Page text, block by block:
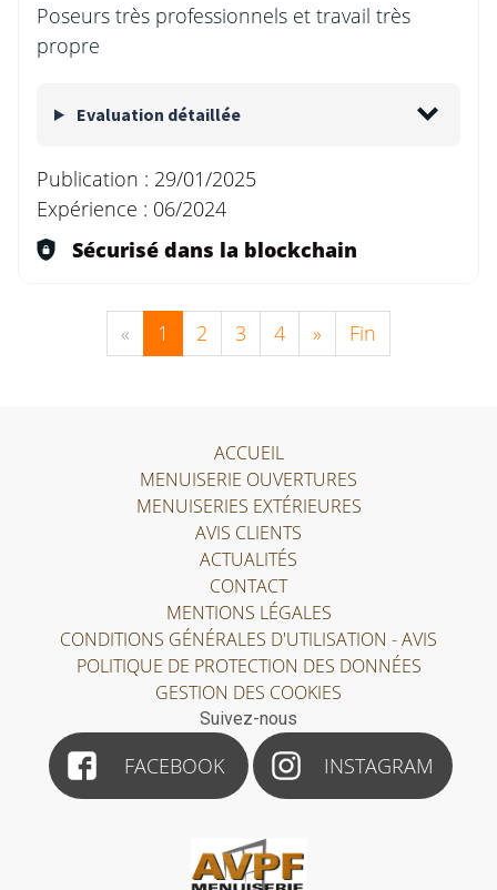
Poseurs très professionnels et travail très
propre
Evaluation détaillée
Publication : 29/01/2025
Expérience : 06/2024
Sécurisé dans la blockchain
« 1 2 3 4 » Fin
ACCUEIL
MENUISERIE OUVERTURES
MENUISERIES EXTÉRIEURES
AVIS CLIENTS
ACTUALITÉS
CONTACT
MENTIONS LÉGALES
CONDITIONS GÉNÉRALES D'UTILISATION - AVIS
POLITIQUE DE PROTECTION DES DONNÉES
GESTION DES COOKIES
Suivez-nous
FACEBOOK INSTAGRAM